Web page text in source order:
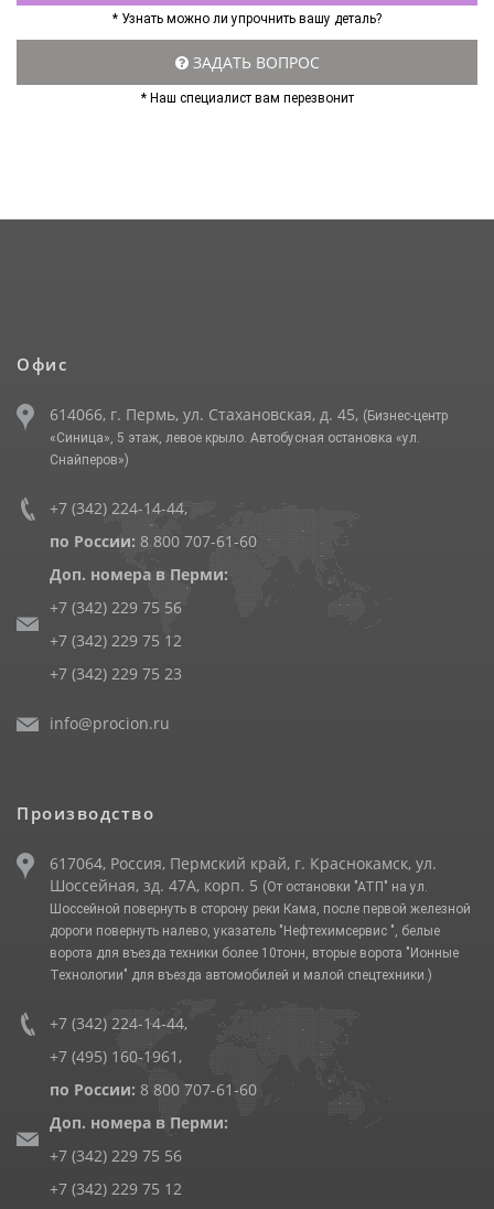
* Узнать можно ли упрочнить вашу деталь?
ЗАДАТЬ ВОПРОС
* Наш специалист вам перезвонит
Офис
614066, г. Пермь, ул. Стахановская, д. 45, (Бизнес-центр
«Синица», 5 этаж, левое крыло. Автобусная остановка «ул.
Снайперов»)
+7 (342) 224-14-44,
по России: 8 800 707-61-60
Доп. номера в Перми:
+7 (342) 229 75 56
+7 (342) 229 75 12
+7 (342) 229 75 23
info@procion.ru
Производство
617064, Россия, Пермский край, г. Краснокамск, ул.
Шоссейная, зд. 47А, корп. 5 (От остановки "АТП" на ул.
Шоссейной повернуть в сторону реки Кама, после первой железной
дороги повернуть налево, указатель "Нефтехимсервис ", белые
ворота для въезда техники более 10тонн, вторые ворота "Ионные
Технологии" для въезда автомобилей и малой спецтехники.)
+7 (342) 224-14-44,
+7 (495) 160-1961 ,
по России: 8 800 707-61-60
Доп. номера в Перми:
+7 (342) 229 75 56
+7 (342) 229 75 12